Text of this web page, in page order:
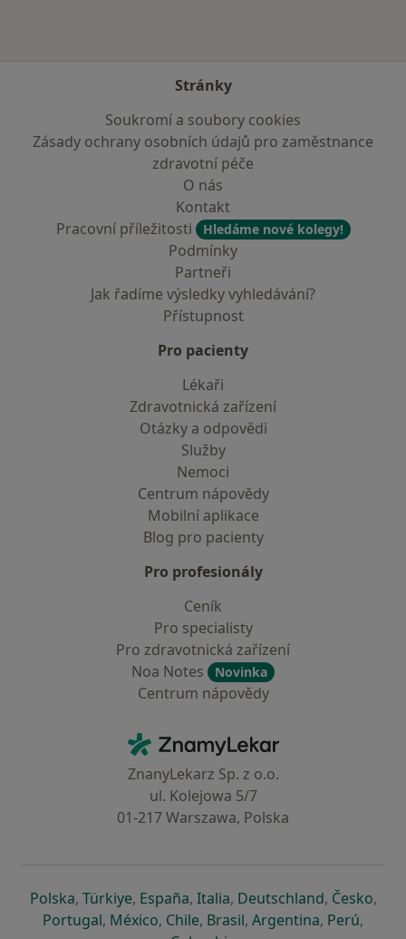
Stránky
Soukromí a soubory cookies
Zásady ochrany osobních údajů pro zaměstnance
zdravotní péče
O nás
Kontakt
Pracovní příležitosti
Hledáme nové kolegy!
Podmínky
Partneři
Jak řadíme výsledky vyhledávání?
Přístupnost
Pro pacienty
Lékaři
Zdravotnická zařízení
Otázky a odpovědi
Služby
Nemoci
Centrum nápovědy
Mobilní aplikace
Blog pro pacienty
Pro profesionály
Ceník
Pro specialisty
Pro zdravotnická zařízení
Noa Notes
Novinka
Centrum nápovědy
ZnamyLekar - Hlavní stránka
ZnanyLekarz Sp. z o.o.
ul. Kolejowa 5/7
01-217 Warszawa, Polska
Polskase otevře v nové záložce
, Türkiyese otevře v nové záložce
, Españase otevře v nové záložce
, Italiase otevře v nové záložce
, Deutschlandse otevře v
, Českose
,
Portugalse otevře v nové záložce
, Méxicose otevře v nové záložce
, Chilese otevře v nové záložce
, Brasilse otevře v nové
, Argentinase otevře v
, Perúse
,